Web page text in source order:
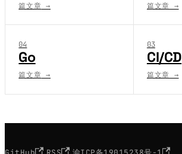
篇文章 → 篇文章 →
04
Go
篇文章 →
03
CI/CD
篇文章 →
· ·